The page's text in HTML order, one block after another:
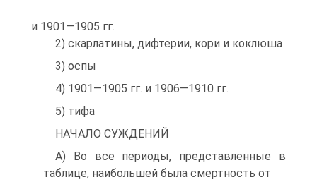
и 1901—1905 гг.
2) скарлатины, дифтерии, кори и коклюша
3) оспы
4) 1901—1905 гг. и 1906—1910 гг.
5) тифа
НАЧАЛО СУЖДЕНИЙ
A) Во все периоды, представленные в
таблице, наибольшей была смертность от